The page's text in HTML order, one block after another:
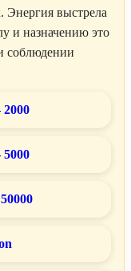
Энергия выстрела
и назначению это
соблюдении